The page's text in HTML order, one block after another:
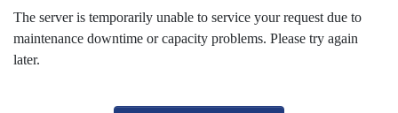
The server is temporarily unable to service your request due to
maintenance downtime or capacity problems. Please try again
later.